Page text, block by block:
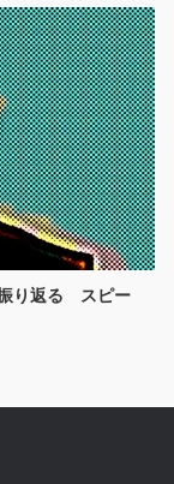
り返る スピー